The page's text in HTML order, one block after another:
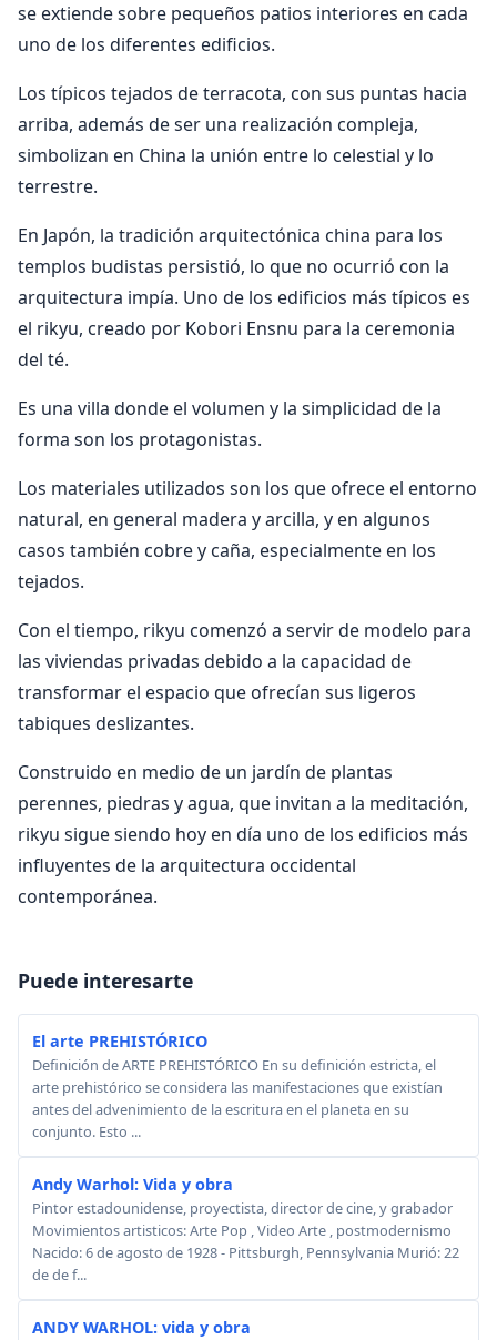
se extiende sobre pequeños patios interiores en cada
uno de los diferentes edificios.
Los típicos tejados de terracota, con sus puntas hacia
arriba, además de ser una realización compleja,
simbolizan en China la unión entre lo celestial y lo
terrestre.
En Japón, la tradición arquitectónica china para los
templos budistas persistió, lo que no ocurrió con la
arquitectura impía. Uno de los edificios más típicos es
el rikyu, creado por Kobori Ensnu para la ceremonia
del té.
Es una villa donde el volumen y la simplicidad de la
forma son los protagonistas.
Los materiales utilizados son los que ofrece el entorno
natural, en general madera y arcilla, y en algunos
casos también cobre y caña, especialmente en los
tejados.
Con el tiempo, rikyu comenzó a servir de modelo para
las viviendas privadas debido a la capacidad de
transformar el espacio que ofrecían sus ligeros
tabiques deslizantes.
Construido en medio de un jardín de plantas
perennes, piedras y agua, que invitan a la meditación,
rikyu sigue siendo hoy en día uno de los edificios más
influyentes de la arquitectura occidental
contemporánea.
Puede interesarte
El arte PREHISTÓRICO
Definición de ARTE PREHISTÓRICO En su definición estricta, el
arte prehistórico se considera las manifestaciones que existían
antes del advenimiento de la escritura en el planeta en su
conjunto. Esto ...
Andy Warhol: Vida y obra
Pintor estadounidense, proyectista, director de cine, y grabador
Movimientos artisticos: Arte Pop , Video Arte , postmodernismo
Nacido: 6 de agosto de 1928 - Pittsburgh, Pennsylvania Murió: 22
de de f...
ANDY WARHOL: vida y obra